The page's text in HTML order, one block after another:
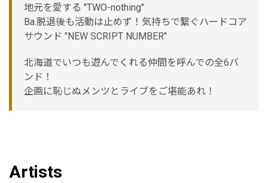
地元を愛する "TWO-nothing"
Ba.脱退後も活動は止めず！気持ちで繋ぐハードコア
サウンド "NEW SCRIPT NUMBER"
北海道でいつも遊んでくれる仲間を呼んでの全6バ
ンド！
企画に恥じぬメンツとライブをご堪能あれ！
Artists